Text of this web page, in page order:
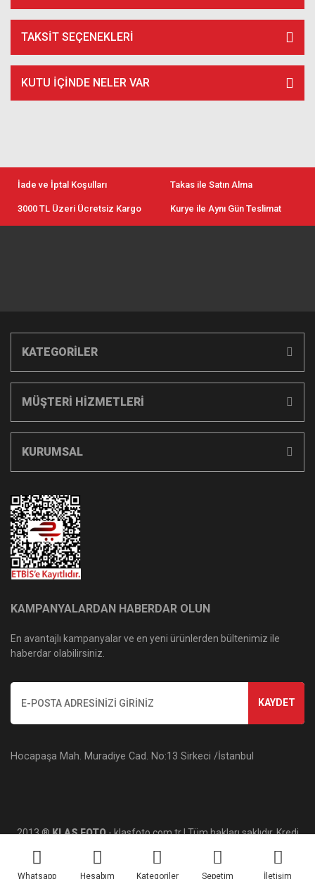
TAKSIT SEÇENEKLERI
KUTU İÇİNDE NELER VAR
Whatsapp Hesabım Kategoriler Sepetim İletişim
İade ve İptal Koşulları Takas ile Satın Alma
3000 TL Üzeri Ücretsiz Kargo Kurye ile Aynı Gün Teslimat
KATEGORİLER
MÜŞTERİ HİZMETLERİ
KURUMSAL
KAMPANYALARDAN HABERDAR OLUN
En avantajlı kampanyalar ve en yeni ürünlerden bültenimiz ile
haberdar olabilirsiniz.
KAYDET
Hocapaşa Mah. Muradiye Cad. No:13 Sirkeci /İstanbul
2013 ®KLAS FOTO- klasfoto.com.tr | Tüm hakları saklıdır. Kredi